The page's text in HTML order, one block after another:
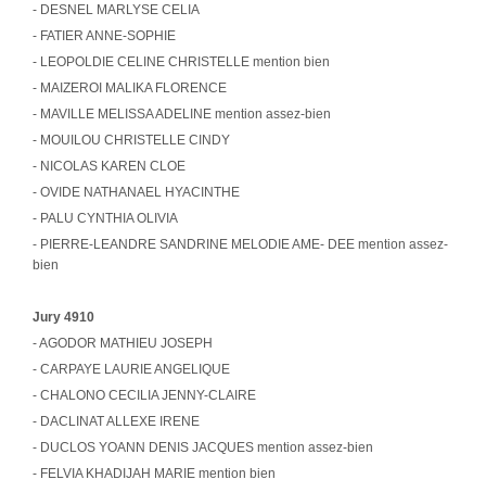
- DESNEL MARLYSE CELIA
- FATIER ANNE-SOPHIE
- LEOPOLDIE CELINE CHRISTELLE mention bien
- MAIZEROI MALIKA FLORENCE
- MAVILLE MELISSA ADELINE mention assez-bien
- MOUILOU CHRISTELLE CINDY
- NICOLAS KAREN CLOE
- OVIDE NATHANAEL HYACINTHE
- PALU CYNTHIA OLIVIA
- PIERRE-LEANDRE SANDRINE MELODIE AME- DEE mention assez-
bien
Jury 4910
- AGODOR MATHIEU JOSEPH
- CARPAYE LAURIE ANGELIQUE
- CHALONO CECILIA JENNY-CLAIRE
- DACLINAT ALLEXE IRENE
- DUCLOS YOANN DENIS JACQUES mention assez-bien
- FELVIA KHADIJAH MARIE mention bien